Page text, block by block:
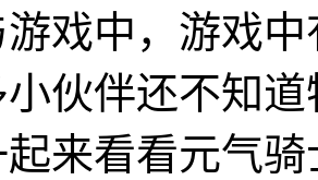
戏中，游戏
伙伴还不知
来看看元气